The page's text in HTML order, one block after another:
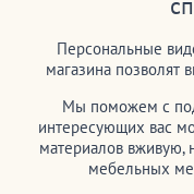
Персональные
магазина позволят
Мы поможем с
интересующих вас
материалов вживую,
мебельных